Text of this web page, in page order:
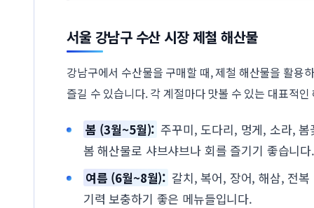
서울 강남구 수산 시장 제철 해산물
강남구에서 수산물을 구매할 때, 제철 해산물을 활용
즐길 수 있습니다. 각 계절마다 맛볼 수 있는 대표적
봄 (3월~5월): 주꾸미, 도다리, 멍게, 소라,
봄 해산물로 샤브샤브나 회를 즐기기 좋습니다.
여름 (6월~8월): 갈치, 복어, 장어, 해삼, 전
기력 보충하기 좋은 메뉴들입니다.